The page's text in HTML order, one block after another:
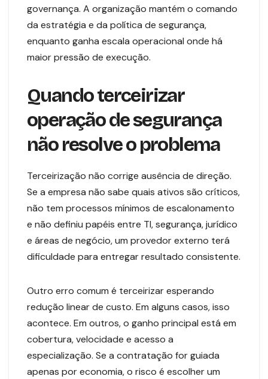
governança. A organização mantém o comando
da estratégia e da política de segurança,
enquanto ganha escala operacional onde há
maior pressão de execução.
Quando terceirizar
operação de segurança
não resolve o problema
Terceirização não corrige ausência de direção.
Se a empresa não sabe quais ativos são críticos,
não tem processos mínimos de escalonamento
e não definiu papéis entre TI, segurança, jurídico
e áreas de negócio, um provedor externo terá
dificuldade para entregar resultado consistente.
Outro erro comum é terceirizar esperando
redução linear de custo. Em alguns casos, isso
acontece. Em outros, o ganho principal está em
cobertura, velocidade e acesso a
especialização. Se a contratação for guiada
apenas por economia, o risco é escolher um